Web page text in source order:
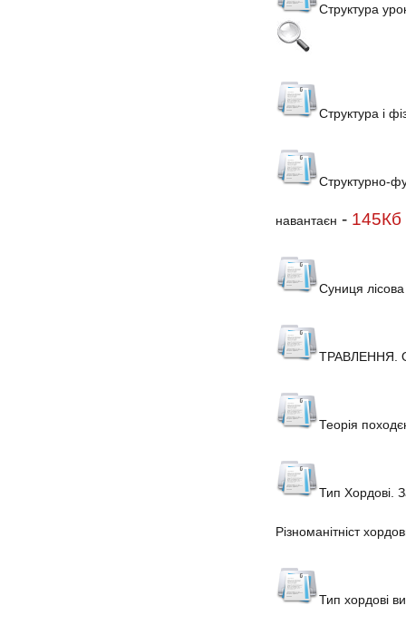
Структура
Структура і
Структурно-
навантаєн - 145Кб
Суниця лісова
ТРАВЛЕННЯ.
Теорія
Тип Хордові.
Різноманітніст
Тип хордові